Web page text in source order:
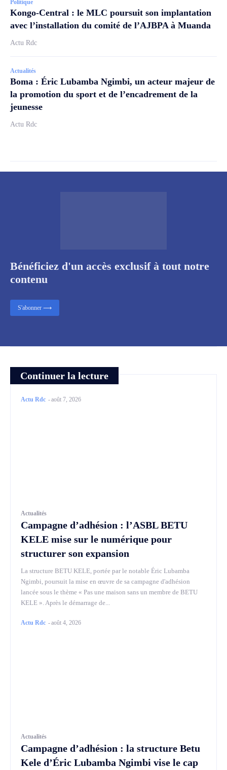
Politique
Kongo-Central : le MLC poursuit son implantation
avec l’installation du comité de l’AJBPA à Muanda
Actu Rdc
Actualités
Boma : Éric Lubamba Ngimbi, un acteur majeur de
la promotion du sport et de l’encadrement de la
jeunesse
Actu Rdc
Continuer la lecture
Actu Rdc -août 7, 2026
Actualités
Campagne d’adhésion : l’ASBL BETU
KELE mise sur le numérique pour
structurer son expansion
La structure BETU KELE, portée par le notable Éric Lubamba
Ngimbi, poursuit la mise en œuvre de sa campagne d'adhésion
lancée sous le thème « Pas une maison sans un membre de BETU
KELE ». Après le démarrage de...
Actu Rdc -août 4, 2026
Actualités
Campagne d’adhésion : la structure Betu
Kele d’Éric Lubamba Ngimbi vise le cap
Bénéficiez d'un accès exclusif à tout notre
contenu
S'abonner ⟶